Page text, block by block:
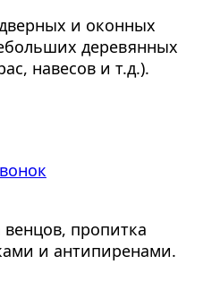
и оконных
деревянных
навесов и т.д.).
пропитка
и антипиренами.